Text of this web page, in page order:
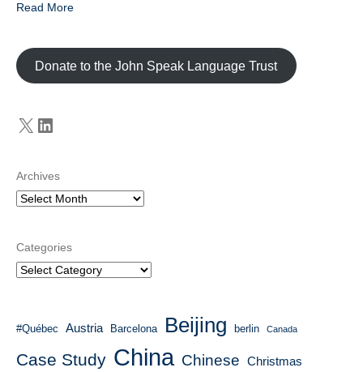
Read More
Donate to the John Speak Language Trust
X LinkedIn
Archives
Categories
#Québec Austria Barcelona Beijing berlin Canada
Case Study China Chinese Christmas